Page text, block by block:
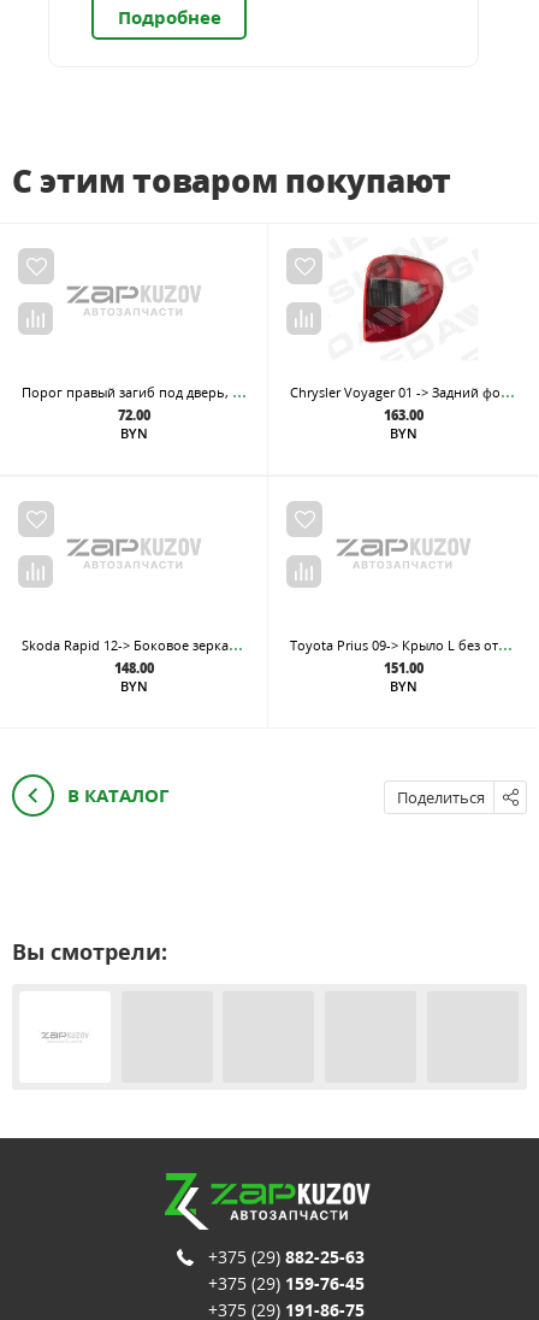
Подробнее
С этим товаром покупают
Пор
ог правый загиб под дверь, из оцинкованной стали
72.00
BYN
Chr
ysler Voyager 01 -> Задний фонарь R
163.00
BYN
Sko
da Rapid 12-> Боковое зеркало L с эл./упр.convex, грунт.
148.00
BYN
Toy
ota Prius 09-> Крыло L без отв п/повт.
151.00
BYN
В КАТАЛОГ Поделиться
Вы смотрели:
+375 (29) 882-25-63
+375 (29) 159-76-45
+375 (29) 191-86-75